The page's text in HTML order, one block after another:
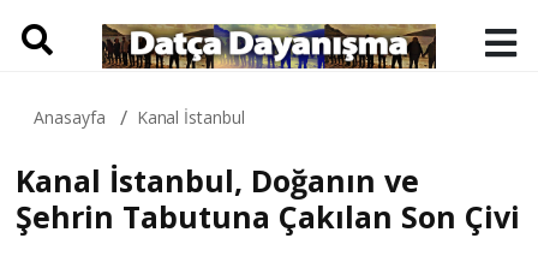
Anasayfa Kanal İstanbul
Kanal İstanbul, Doğanın ve
Şehrin Tabutuna Çakılan Son Çivi